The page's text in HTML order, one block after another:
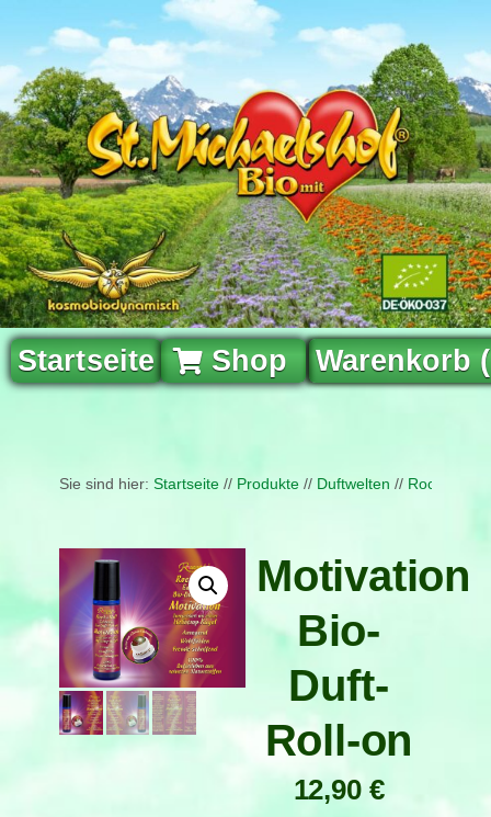
Startseite Shop Warenkorb
Sie sind hier: Startseite // Produkte // Duftwelten // Rock & Roll
Motivation
Bio-
Duft-
Roll-on
12,90 €